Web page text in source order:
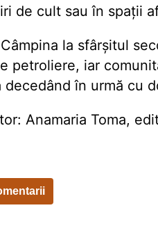
de cult sau în spații
la sfârșitul
petroliere, iar
în urmă cu
Anamaria Toma,